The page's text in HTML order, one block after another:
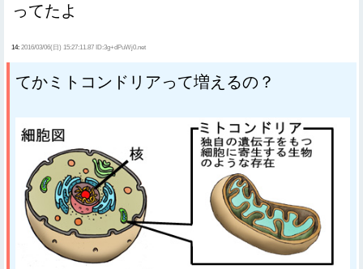
ってたよ
14: 2016/03/06(日) 15:27:11.87 ID:3g+dPuWj0.net
てかミトコンドリアって増えるの？